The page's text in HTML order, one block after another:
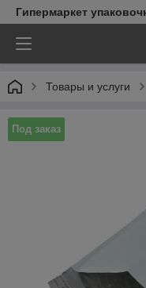
Гипермаркет
Товары и услуги
Под заказ